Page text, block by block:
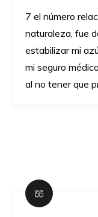
7 el número
naturaleza, fue
estabilizar mi
mi seguro
al no tener que